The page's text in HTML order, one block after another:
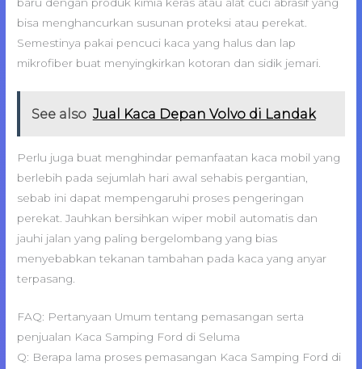
bisa menghancurkan susunan proteksi atau perekat.
Semestinya pakai pencuci kaca yang halus dan lap
mikrofiber buat menyingkirkan kotoran dan sidik jemari.
See also Jual Kaca Depan Volvo di Landak
Perlu juga buat menghindar pemanfaatan kaca mobil yang
berlebih pada sejumlah hari awal sehabis pergantian,
sebab ini dapat mempengaruhi proses pengeringan
perekat. Jauhkan bersihkan wiper mobil automatis dan
jauhi jalan yang paling bergelombang yang bias
menyebabkan tekanan tambahan pada kaca yang anyar
terpasang.
FAQ: Pertanyaan Umum tentang pemasangan serta
penjualan Kaca Samping Ford di Seluma
Q: Berapa lama proses pemasangan Kaca Samping Ford di